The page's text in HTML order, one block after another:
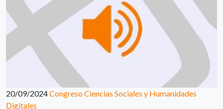
20/09/2024Congreso Ciencias Sociales y Humanidades
Digitales